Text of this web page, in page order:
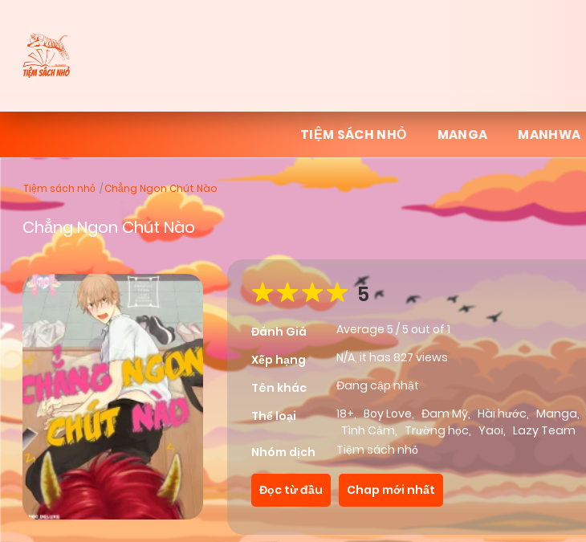
TIỆM SÁCH NHỎ MANGA MANHWA
Tiệm sách nhỏ Chẳng Ngon Chút Nào
Chẳng Ngon Chút Nào
5
Đánh Giá Average5 /5 out of1
Xếp hạng
N/A, it has 827 views
Tên khác
Đang cập nhật
Thể loại
18+, Boy Love, Đam Mỹ, Hài hước, Manga,
Tình Cảm, Trường học, Yaoi, Lazy Team
Nhóm dịch
Tiệm sách nhỏ
Đọc từ đầu Chap mới nhất